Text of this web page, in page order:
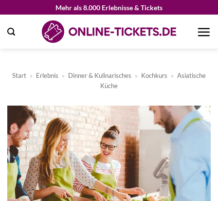
springen
Mehr als 8.000 Erlebnisse & Tickets
Start » Erlebnis » Dinner & Kulinarisches » Kochkurs » Asiatische
Küche